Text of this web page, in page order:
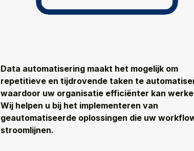
Data automatisering maakt het mogelijk om
repetitieve en tijdrovende taken te
waardoor uw organisatie efficiënter kan
Wij helpen u bij het implementeren van
geautomatiseerde oplossingen die uw
stroomlijnen.